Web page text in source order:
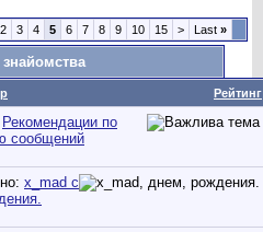
2 3 4 5 6 7 8 9 10 15 > Last »
знайомства
Рейтинг
Рекомендации по
сообщений
x_mad с